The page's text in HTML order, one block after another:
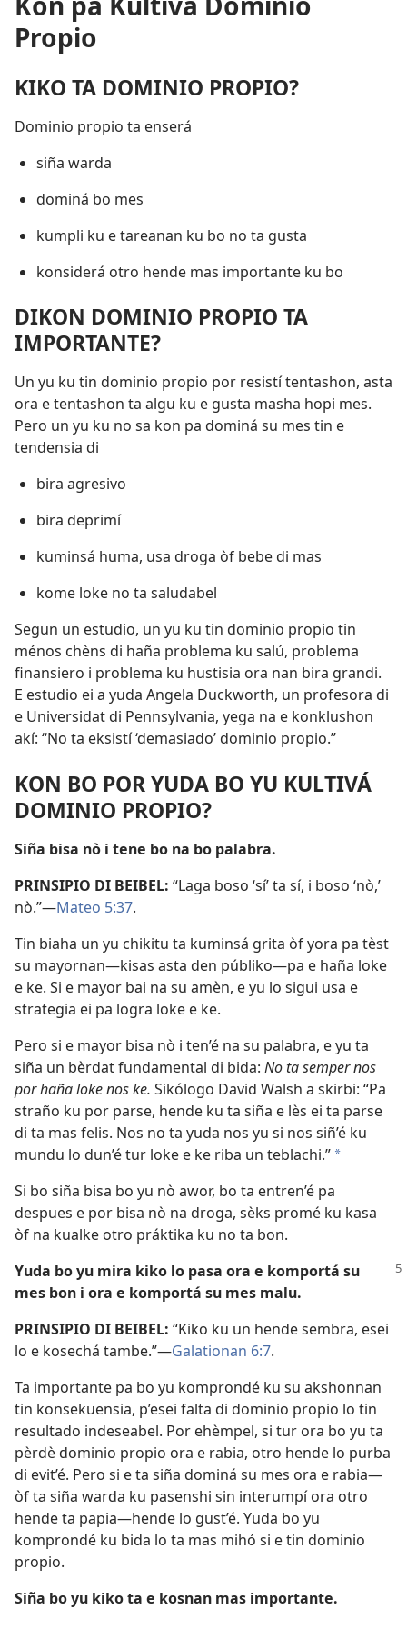
Propio
KIKO TA DOMINIO PROPIO?
Dominio propio ta enserá
siña warda
dominá bo mes
kumpli ku e tareanan ku bo no ta gusta
konsiderá otro hende mas importante ku bo
DIKON DOMINIO PROPIO TA
IMPORTANTE?
Un yu ku tin dominio propio por resistí tentashon, asta
ora e tentashon ta algu ku e gusta masha hopi mes.
Pero un yu ku no sa kon pa dominá su mes tin e
tendensia di
bira agresivo
bira deprimí
kuminsá huma, usa droga òf bebe di mas
kome loke no ta saludabel
Segun un estudio, un yu ku tin dominio propio tin
ménos chèns di haña problema ku salú, problema
finansiero i problema ku hustisia ora nan bira grandi.
E estudio ei a yuda Angela Duckworth, un profesora di
e Universidat di Pennsylvania, yega na e konklushon
akí: “No ta eksistí ‘demasiado’ dominio propio.”
KON BO POR YUDA BO YU KULTIVÁ
DOMINIO PROPIO?
Siña bisa nò i tene bo na bo palabra.
PRINSIPIO DI BEIBEL: “Laga boso ‘sí’ ta sí, i boso ‘nò,’
nò.”—Mateo 5:37.
Tin biaha un yu chikitu ta kuminsá grita òf yora pa tèst
su mayornan—kisas asta den públiko—pa e haña loke
e ke. Si e mayor bai na su amèn, e yu lo sigui usa e
strategia ei pa logra loke e ke.
Pero si e mayor bisa nò i ten’é na su palabra, e yu ta
siña un bèrdat fundamental di bida: No ta semper nos
por haña loke nos ke. Sikólogo David Walsh a skirbi: “Pa
straño ku por parse, hende ku ta siña e lès ei ta parse
di ta mas felis. Nos no ta yuda nos yu si nos siñ’é ku
mundu lo dun’é tur loke e ke riba un teblachi.” a
Si bo siña bisa bo yu nò awor, bo ta entren’é pa
despues e por bisa nò na droga, sèks promé ku kasa
òf na kualke otro práktika ku no ta bon.
Yuda bo yu mira kiko lo pasa ora e komportá su
mes bon i ora e komportá su mes malu.
PRINSIPIO DI BEIBEL: “Kiko ku un hende sembra, esei
lo e kosechá tambe.”—Galationan 6:7.
Ta importante pa bo yu komprondé ku su akshonnan
tin konsekuensia, p’esei falta di dominio propio lo tin
resultado indeseabel. Por ehèmpel, si tur ora bo yu ta
pèrdè dominio propio ora e rabia, otro hende lo purba
di evit’é. Pero si e ta siña dominá su mes ora e rabia—
òf ta siña warda ku pasenshi sin interumpí ora otro
hende ta papia—hende lo gust’é. Yuda bo yu
komprondé ku bida lo ta mas mihó si e tin dominio
propio.
Siña bo yu kiko ta e kosnan mas importante.